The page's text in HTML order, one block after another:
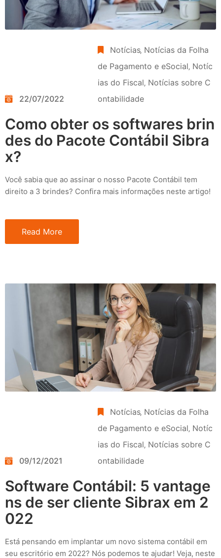
22/07/2022
Notícias‚ Notícias da Folha
de Pagamento e eSocial‚ Notíc
ias do Fiscal‚ Notícias sobre C
ontabilidade
Como obter os softwares brin
des do Pacote Contábil Sibra
x?
Você sabia que ao assinar o nosso Pacote Contábil tem
direito a 3 brindes? Confira mais informações neste artigo!
Read More
09/12/2021
Notícias‚ Notícias da Folha
de Pagamento e eSocial‚ Notíc
ias do Fiscal‚ Notícias sobre C
ontabilidade
Software Contábil: 5 vantage
ns de ser cliente Sibrax em 2
022
Está pensando em implantar um novo sistema contábil em
seu escritório em 2022? Nós podemos te ajudar! Veja, neste